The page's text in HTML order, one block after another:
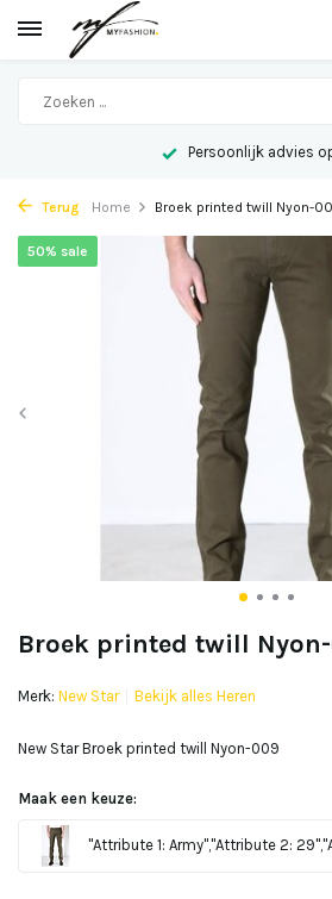
Persoonlijk advies
Terug Home Broek printed twill Nyon-
Broek printed twill
50% sale
Merk: New Star Bekijk alles Heren
New Star Broek printed twill Nyon-009
Maak een keuze:
"Attribute 1: Army","Attribute 2: